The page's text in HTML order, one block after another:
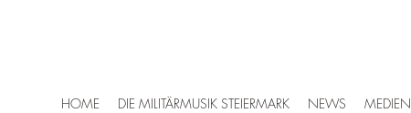
HOME DIE MILITÄRMUSIK STEIERMARK NEWS MEDIEN